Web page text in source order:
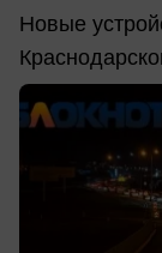
Новые